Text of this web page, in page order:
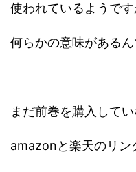
使われているようで
何らかの意味があるん
まだ前巻を購入して
amazonと楽天のリン